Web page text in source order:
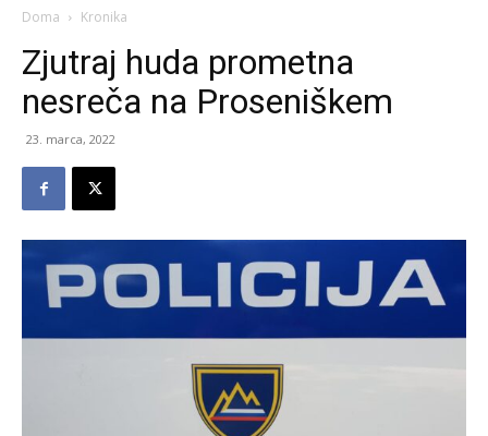
Doma Kronika
Zjutraj huda prometna
nesreča na Proseniškem
23. marca, 2022